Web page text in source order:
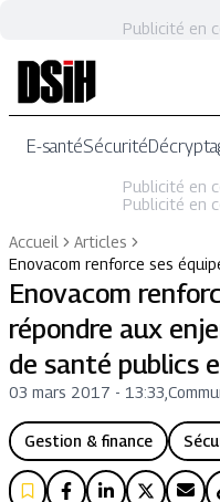
Publicité en
E-santéSécurité
Publicité en
Publicité en
Accueil
Articles
Enovacom renforce ses
Enovacom
répondre aux
de santé publics
03 mars 2017 - 13:33
Gestion & finance